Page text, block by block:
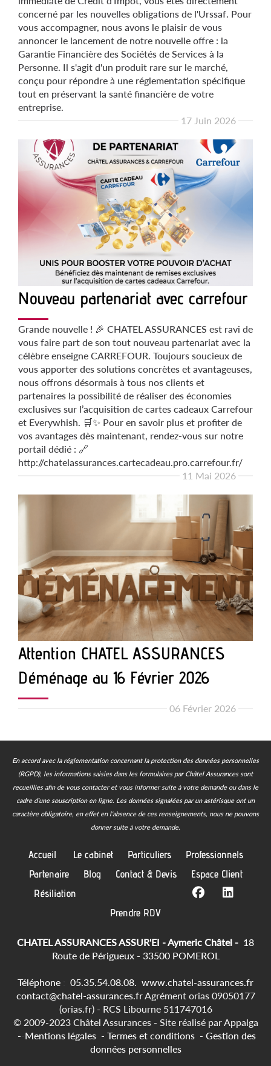
concerné par les nouvelles obligations de l'Urssaf. Pour
vous accompagner, nous avons le plaisir de vous
annoncer le lancement de notre nouvelle offre : la
Garantie Financière des Sociétés de Services à la
Personne. Il s'agit d'un produit rare sur le marché,
conçu pour répondre à une réglementation spécifique
tout en préservant la santé financière de votre
entreprise.
17 Juin 2026
Nouveau partenariat avec carrefour
Grande nouvelle ! 🎉 CHATEL ASSURANCES est ravi de
vous faire part de son tout nouveau partenariat avec la
célèbre enseigne CARREFOUR. Toujours soucieux de
vous apporter des solutions concrètes et avantageuses,
nous offrons désormais à tous nos clients et
partenaires la possibilité de réaliser des économies
exclusives sur l’acquisition de cartes cadeaux Carrefour
et Everywhish. 🛒✨ Pour en savoir plus et profiter de
vos avantages dès maintenant, rendez-vous sur notre
portail dédié : 🔗
http://chatelassurances.cartecadeau.pro.carrefour.fr/
11 Mai 2026
Attention CHATEL ASSURANCES
Déménage au 16 Février 2026
06 Février 2026
En accord avec la réglementation concernant la protection des données personnelles
(RGPD), les informations saisies dans les formulaires par Châtel Assurances sont
recueillies afin de vous contacter et vous informer suite à votre demande ou dans le
cadre d'une souscription en ligne. Les données signalées par un astérisque ont un
caractère obligatoire, en effet en l'absence de ces renseignements, nous ne pouvons
donner suite à votre demande.
Accueil Le cabinet Particuliers
Professionnels
Partenaire
Blog Contact & Devis
Espace Client
Résiliation
Prendre RDV
CHATEL ASSURANCES ASSUR'EI - Aymeric Châtel - 18
Route de Périgueux - 33500 POMEROL
Téléphone 05.35.54.08.08.
www.chatel-assurances.fr
contact@chatel-assurances.fr Agrément orias 09050177
(orias.fr) - RCS Libourne 511747016
© 2009-2023 Châtel Assurances - Site réalisé par Appalga
- Mentions légales - Termes et conditions - Gestion des
données personnelles